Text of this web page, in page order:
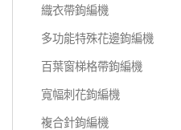
織衣帶鉤編機
多功能特殊花邊鉤編機
百葉窗梯格帶鉤編機
寬幅刺花鉤編機
複合針鉤編機